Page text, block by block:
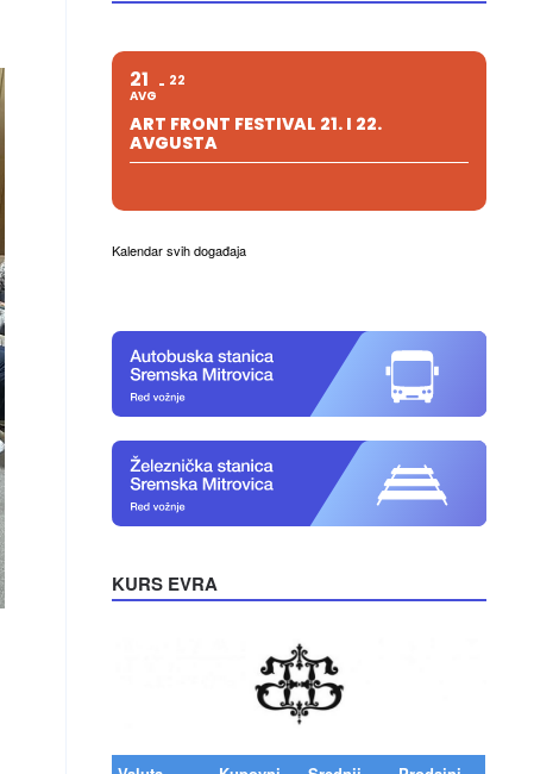
21
AVG
22
ART FRONT FESTIVAL 21. I 22.
AVGUSTA
Kalendar svih događaja
KURS EVRA